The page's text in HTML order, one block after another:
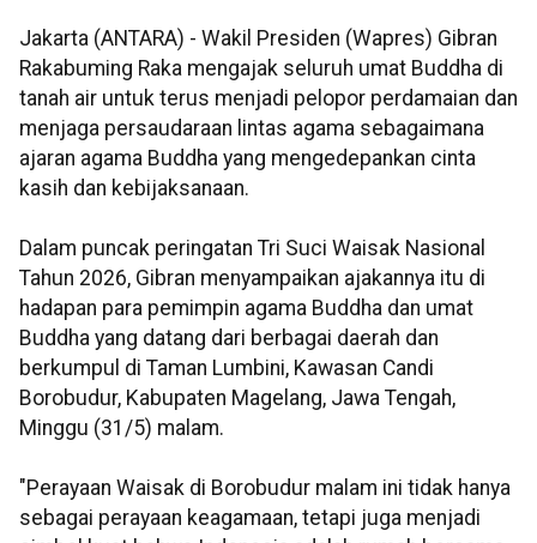
Jakarta (ANTARA) - Wakil Presiden (Wapres) Gibran
Rakabuming Raka mengajak seluruh umat Buddha di
tanah air untuk terus menjadi pelopor perdamaian dan
menjaga persaudaraan lintas agama sebagaimana
ajaran agama Buddha yang mengedepankan cinta
kasih dan kebijaksanaan.
Dalam puncak peringatan Tri Suci Waisak Nasional
Tahun 2026, Gibran menyampaikan ajakannya itu di
hadapan para pemimpin agama Buddha dan umat
Buddha yang datang dari berbagai daerah dan
berkumpul di Taman Lumbini, Kawasan Candi
Borobudur, Kabupaten Magelang, Jawa Tengah,
Minggu (31/5) malam.
"Perayaan Waisak di Borobudur malam ini tidak hanya
sebagai perayaan keagamaan, tetapi juga menjadi